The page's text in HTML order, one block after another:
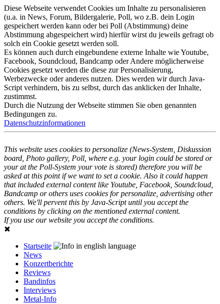
Diese Webseite verwendet Cookies um Inhalte zu personalisieren
(u.a. in News, Forum, Bildergalerie, Poll, wo z.B. dein Login
gespeichert werden kann oder bei Poll (Abstimmung) deine
Abstimmung abgespeichert wird) hierfür wirst du jeweils gefragt ob
solch ein Cookie gesetzt werden soll.
Es können auch durch eingebundene externe Inhalte wie Youtube,
Facebook, Soundcloud, Bandcamp oder Andere möglicherweise
Cookies gesetzt werden die diese zur Personalisierung,
Werbezwecke oder anderes nutzen. Dies werden wir durch Java-
Script verhindern, bis zu selbst, durch das anklicken der Inhalte,
zustimmst.
Durch die Nutzung der Webseite stimmen Sie oben genannten
Bedingungen zu.
Datenschutzinformationen
This website uses cookies to personalize (News-System, Diskussion
board, Photo gallery, Poll, where e.g. your login could be stored or
your at the Poll-System your vote is stored) therefore you will be
asked at this point if we want to set a cookie. Also it could happen
that included external content like Youtube, Facebook, Soundcloud,
Bandcamp or others uses cookies for personalize, advertising other
others. We'll pervent this by Java-Script until you accept the
conditions by clicking on the mentioned external content.
If you use our website you accept the conditions.
✖
Startseite
News
Konzertberichte
Reviews
Bandinfos
Interviews
Metal-Info